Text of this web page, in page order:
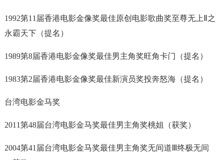
1992第11届香港电影金像奖最佳原创电影歌曲奖至尊无上Ⅱ之
永霸天下（提名）
1989第8届香港电影金像奖最佳男主角奖旺角卡门（提名）
1983第2届香港电影金像奖最佳新演员奖投奔怒海（提名）
台湾电影金马奖
2011第48届台湾电影金马奖最佳男主角奖桃姐（获奖）
2004第41届台湾电影金马奖最佳男主角奖无间道Ⅲ终极无间